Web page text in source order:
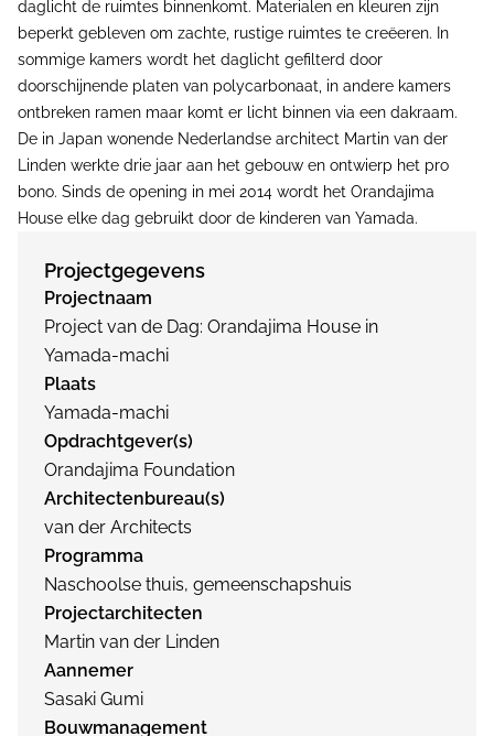
daglicht de ruimtes binnenkomt. Materialen en kleuren zijn
beperkt gebleven om zachte, rustige ruimtes te creëeren. In
sommige kamers wordt het daglicht gefilterd door
doorschijnende platen van polycarbonaat, in andere kamers
ontbreken ramen maar komt er licht binnen via een dakraam.
De in Japan wonende Nederlandse architect Martin van der
Linden werkte drie jaar aan het gebouw en ontwierp het pro
bono. Sinds de opening in mei 2014 wordt het Orandajima
House elke dag gebruikt door de kinderen van Yamada.
Projectgegevens
Projectnaam
Project van de Dag: Orandajima House in
Yamada-machi
Plaats
Yamada-machi
Opdrachtgever(s)
Orandajima Foundation
Architectenbureau(s)
van der Architects
Programma
Naschoolse thuis, gemeenschapshuis
Projectarchitecten
Martin van der Linden
Aannemer
Sasaki Gumi
Bouwmanagement